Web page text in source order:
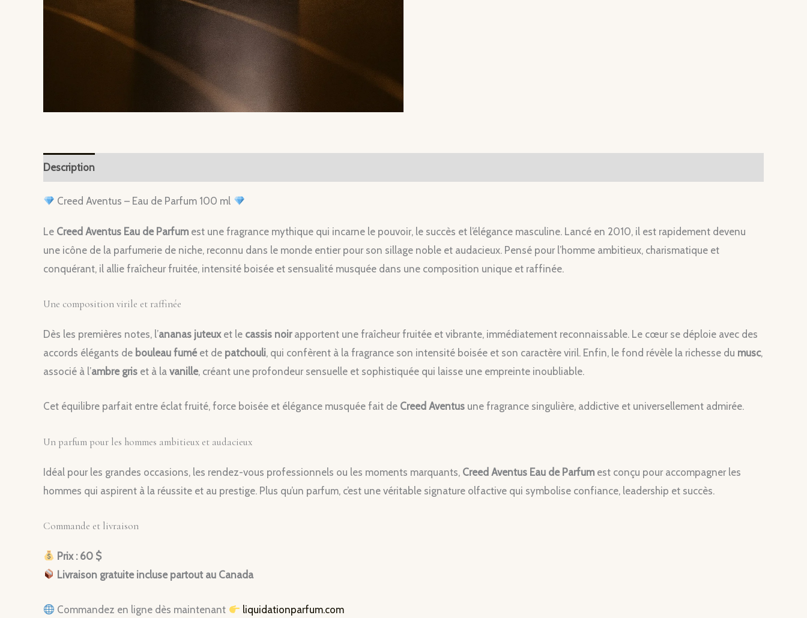
Description
Creed Aventus – Eau de Parfum 100 ml
Le Creed Aventus Eau de Parfum est une fragrance mythique qui incarne le pouvoir, le succès et l’élégance masculine. Lancé en 2010, il est rapidement devenu
une icône de la parfumerie de niche, reconnu dans le monde entier pour son sillage noble et audacieux. Pensé pour l’homme ambitieux, charismatique et
conquérant, il allie fraîcheur fruitée, intensité boisée et sensualité musquée dans une composition unique et raffinée.
Une composition virile et raffinée
Dès les premières notes, l’ananas juteuxet le cassis noirapportent une fraîcheur fruitée et vibrante, immédiatement reconnaissable. Le cœur se déploie avec des
accords élégants de bouleau fuméet de patchouli, qui confèrent à la fragrance son intensité boisée et son caractère viril. Enfin, le fond révèle la richesse du musc,
associé à l’ambre gris et à la vanille, créant une profondeur sensuelle et sophistiquée qui laisse une empreinte inoubliable.
Cet équilibre parfait entre éclat fruité, force boisée et élégance musquée fait de Creed Aventus une fragrance singulière, addictive et universellement admirée.
Un parfum pour les hommes ambitieux et audacieux
Idéal pour les grandes occasions, les rendez-vous professionnels ou les moments marquants, Creed Aventus Eau de Parfum est conçu pour accompagner les
hommes qui aspirent à la réussite et au prestige. Plus qu’un parfum, c’est une véritable signature olfactive qui symbolise confiance, leadership et succès.
Commande et livraison
Prix : 60 $
Livraison gratuite incluse partout au Canada
Commandez en ligne dès maintenant liquidationparfum.com